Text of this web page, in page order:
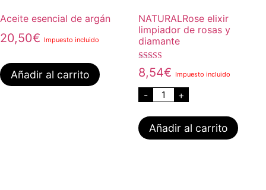
Aceite esencial de argán
20,50€ Impuesto incluido
Añadir al carrito
NATURALRose elixir
limpiador de rosas y
diamante
Valorado con
5.00
8,54€ Impuesto incluido
- +
Añadir al carrito